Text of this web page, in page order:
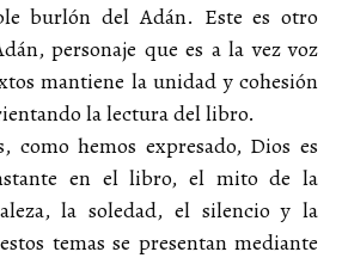
burlón del Adán. Este es otro
personaje que es a la vez voz
mantiene la unidad y cohesión
la lectura del libro.
como hemos expresado, Dios es
en el libro, el mito de la
la soledad, el silencio y la
temas se presentan mediante